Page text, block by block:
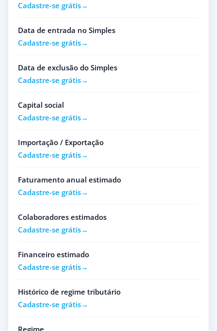
Cadastre-se grátis
Data de entrada no Simples
Cadastre-se grátis
Data de exclusão do Simples
Cadastre-se grátis
Capital social
Cadastre-se grátis
Importação / Exportação
Cadastre-se grátis
Faturamento anual estimado
Cadastre-se grátis
Colaboradores estimados
Cadastre-se grátis
Financeiro estimado
Cadastre-se grátis
Histórico de regime tributário
Cadastre-se grátis
Regime